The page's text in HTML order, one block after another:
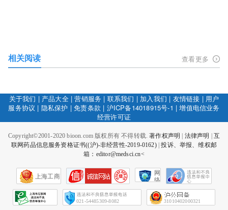
相关阅读 查看更多
关于我们 | 产品大全|营销服务 | 联系我们 | 加入我们 | 友情链接 | 用户
服务协议 | 隐私保护 |免责条款 | 沪ICP备14018915号-1 |增值电信业务
经营许可证
Copyright©2001-2020 bioon.com 版权所有 不得转载.著作权声明 | 法律声明 | 互
联网药品信息服务资格证书((沪)-非经营性-2019-0162)|投诉、举报、维权邮
箱：editor@medsci.cn<
上海工商
网
络
会
征
021-54485309-8082 31010402000321